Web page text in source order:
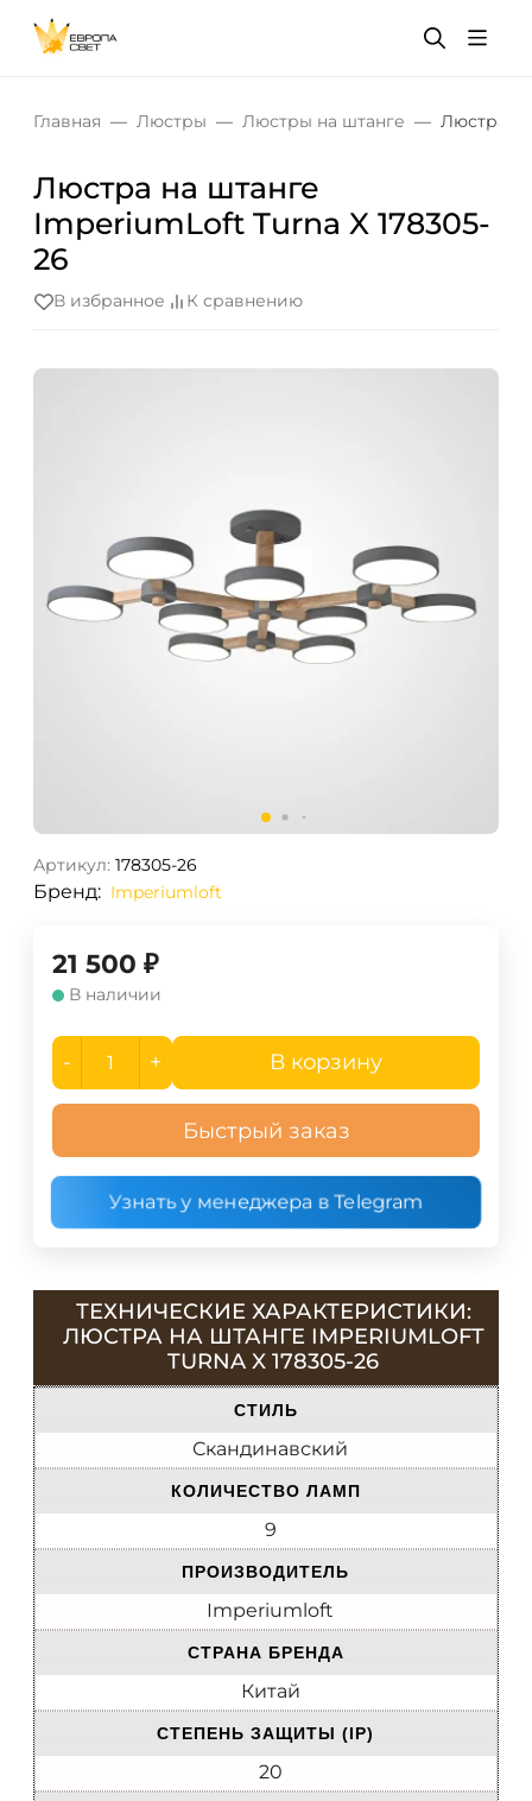
Главная Люстры Люстры на штанге Люстра
Люстра на штанге
ImperiumLoft Turna X 178305-
26
В избранное К сравнению
Артикул: 178305-26
Бренд: Imperiumloft
21 500 ₽
В наличии
- + В корзину
Быстрый заказ
Узнать у менеджера в Telegram
ТЕХНИЧЕСКИЕ ХАРАКТЕРИСТИКИ:
ЛЮСТРА НА ШТАНГЕ IMPERIUMLOFT
TURNA X 178305-26
СТИЛЬ
Скандинавский
КОЛИЧЕСТВО ЛАМП
9
ПРОИЗВОДИТЕЛЬ
Imperiumloft
СТРАНА БРЕНДА
Китай
СТЕПЕНЬ ЗАЩИТЫ (IP)
20